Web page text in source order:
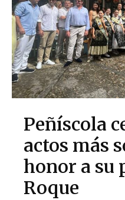
Peñíscola
actos más
honor a su
Roque